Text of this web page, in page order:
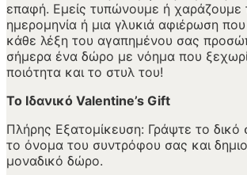
επαφή. Εμείς τυπώνουμε ή χαράζουμε
ημερομηνία ή μια γλυκιά αφιέρωση
κάθε λέξη του αγαπημένου σας
σήμερα ένα δώρο με νόημα που
ποιότητα και το στυλ του!
Το Ιδανικό Valentine’s Gift
Πλήρης Εξατομίκευση: Γράψτε το δικό
το όνομα του συντρόφου σας και
μοναδικό δώρο.